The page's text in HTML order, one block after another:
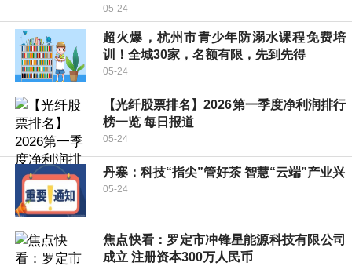
05-24
超火爆，杭州市青少年防溺水课程免费培
训！全城30家，名额有限，先到先得
05-24
【光纤股票排名】2026第一季度净利润排行
榜一览 每日报道
05-24
丹寨：科技“指尖”管好茶 智慧“云端”产业兴
05-24
焦点快看：罗定市冲锋星能源科技有限公司
成立 注册资本300万人民币